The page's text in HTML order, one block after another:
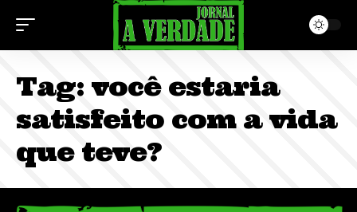
Tag: você estaria
satisfeito com a vida
que teve?